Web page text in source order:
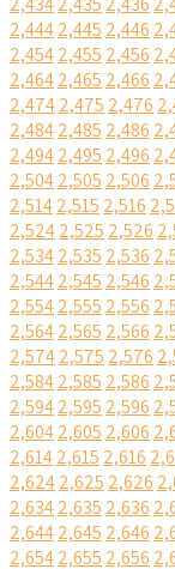
2,4442,445 2,446
2,4542,455 2,456
2,4642,465 2,466
2,4742,475 2,476
2,4842,485 2,486
2,4942,495 2,496
2,5042,505 2,506
2,5142,515 2,516
2,5242,525 2,526
2,5342,535 2,536
2,5442,545 2,546
2,5542,555 2,556
2,5642,565 2,566
2,5742,575 2,576
2,5842,585 2,586
2,5942,595 2,596
2,6042,605 2,606
2,6142,615 2,616
2,6242,625 2,626
2,6342,635 2,636
2,6442,645 2,646
2,6542,655 2,656